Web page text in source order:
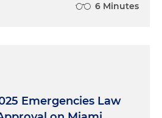
6 Minutes
Emergencies Law